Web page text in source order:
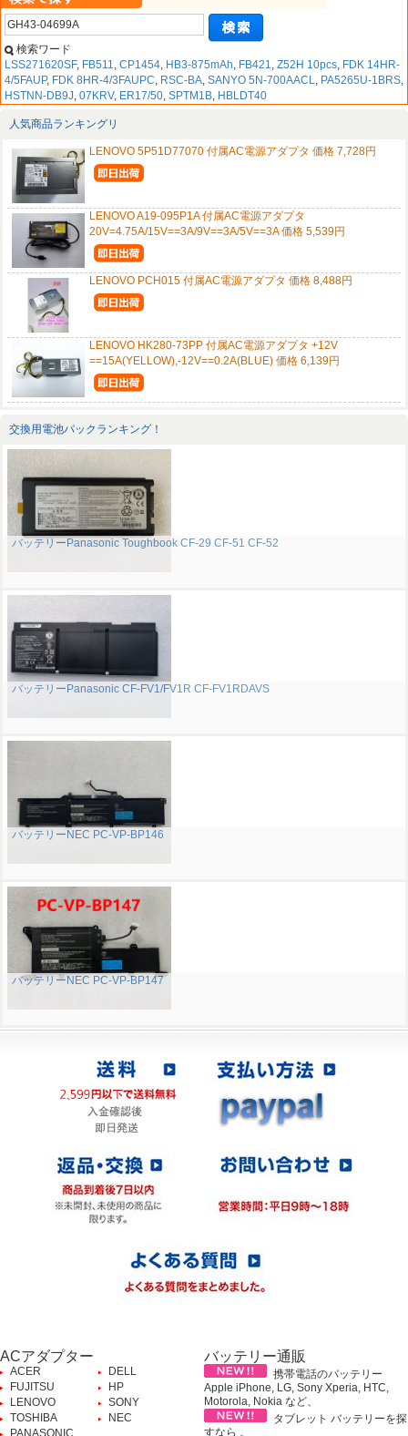
検索ワード
LSS271620SF, FB511, CP1454, HB3-875mAh, FB421, Z52H 10pcs, FDK 14HR-
4/5FAUP, FDK 8HR-4/3FAUPC, RSC-BA, SANYO 5N-700AACL, PA5265U-1BRS,
HSTNN-DB9J, 07KRV, ER17/50, SPTM1B, HBLDT40
人気商品ランキングリ
LENOVO 5P51D77070 付属AC電源アダプタ 価格 7,728円
LENOVO A19-095P1A 付属AC電源アダプタ
20V=4.75A/15V==3A/9V==3A/5V==3A 価格 5,539円
LENOVO PCH015 付属AC電源アダプタ 価格 8,488円
LENOVO HK280-73PP 付属AC電源アダプタ +12V
==15A(YELLOW),-12V==0.2A(BLUE) 価格 6,139円
交換用電池パックランキング！
バッテリーPanasonic Toughbook CF-29 CF-51 CF-52
バッテリーPanasonic CF-FV1/FV1R CF-FV1RDAVS
バッテリーNEC PC-VP-BP146
バッテリーNEC PC-VP-BP147
ACアダプター
ACER
DELL
FUJITSU
HP
LENOVO
SONY
TOSHIBA
NEC
バッテリー通販
携帯電話のバッテリー
Apple iPhone, LG, Sony Xperia, HTC,
Motorola, Nokia など、
タブレット バッテリーを探
すなら 。